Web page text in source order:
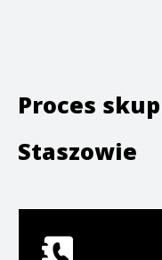
Proces
Staszowie